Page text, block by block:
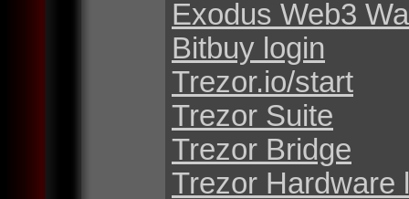
Exodus Web3
Bitbuy login
Trezor.io/start
Trezor Suite
Trezor Bridge
Trezor Hardware